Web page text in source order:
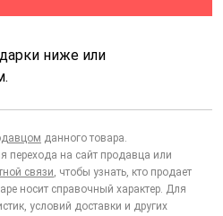
ниже или
данного товара.
перехода на сайт продавца или
связи, чтобы узнать, кто продает
носит справочный характер. Для
условий доставки и других